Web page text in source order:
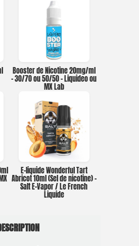
Booster de Nicotine 20mg/ml
– 30/70 ou 50/50 – Liquideo ou
MX Lab
E-liquide Wonderful Tart
Abricot 10ml (Sel de nicotine) –
Salt E-Vapor / Le French
Liquide